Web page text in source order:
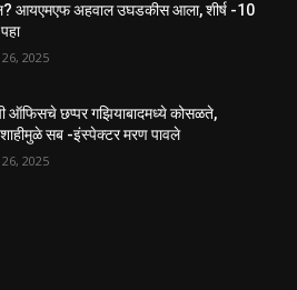
आयएमएफ अहवाल उघडकीस आला, शीर्ष -10
2025
ऑफिसचे छप्पर गझियाबादमध्ये कोसळते,
सब -इंस्पेक्टर मरण पावले
2025